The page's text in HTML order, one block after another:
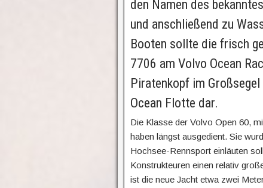
den Namen des
und anschließend zu
Booten sollte die frisch
7706 am Volvo Ocean
Piratenkopf im
Ocean Flotte dar.
Die Klasse der Volvo Open 60,
haben längst ausgedient. Sie
Hochsee-Rennsport einläuten
Konstrukteuren einen relativ
ist die neue Jacht etwa zwei